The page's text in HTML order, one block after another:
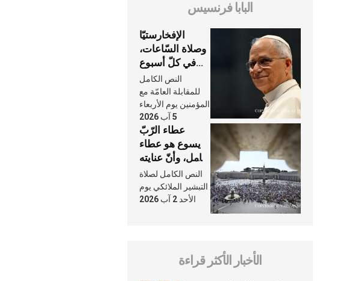
البابا فرنسيس
الإفخارستيّا
وصلاة السّاعات،
في كلّ أسبوع
وكلّ يوم، هما
النَّفَس في حياة
الكنيسة
النص الكامل
للمقابلة العامّة مع
المؤمنين يوم الأربعاء
5 آب 2026
عطاء الرّبّ
يسوع هو عطاء
شامل، وأنّ عنايته
بنا لا تغيب عنّا
أبدًا
النص الكامل لصلاة
التبشير الملائكي يوم
الأحد 2 آب 2026
الأخبار الأكثر قراءة